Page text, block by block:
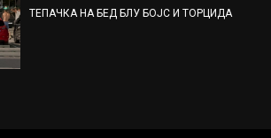
ТЕПАЧКА НА БЕД БЛУ БОЈС И ТОРЦИДА